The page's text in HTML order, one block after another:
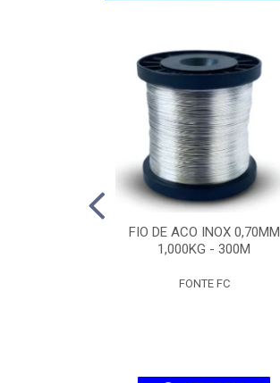
FIO DE ACO INOX 0,70MM
1,000KG - 300M
FONTE FC